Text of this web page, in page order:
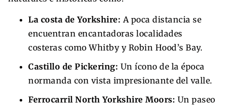
La costa de Yorkshire: A poca distancia se
encuentran encantadoras localidades
costeras como Whitby y Robin Hood’s Bay.
Castillo de Pickering: Un ícono de la época
normanda con vista impresionante del valle.
Ferrocarril North Yorkshire Moors: Un paseo